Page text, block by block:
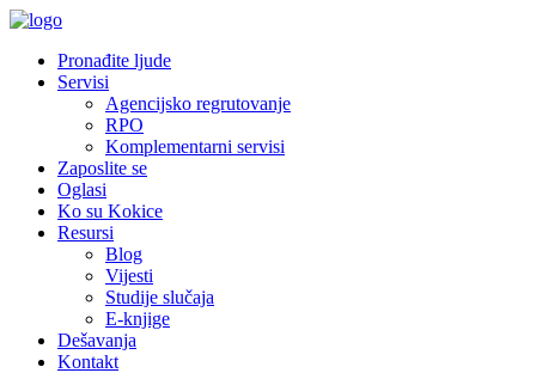
Pronađite ljude
Servisi
Agencijsko regrutovanje
RPO
Komplementarni servisi
Zaposlite se
Oglasi
Ko su Kokice
Resursi
Blog
Vijesti
Studije slučaja
E-knjige
Dešavanja
Kontakt